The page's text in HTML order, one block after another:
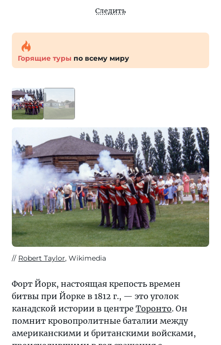
Следить
Горящие туры по всему миру
Robert Taylor, Wikimedia
Форт Йорк, настоящая крепость времен
битвы при Йорке в 1812 г., — это уголок
канадской истории в центре Торонто. Он
помнит кровопролитные баталии между
американскими и британскими войсками,